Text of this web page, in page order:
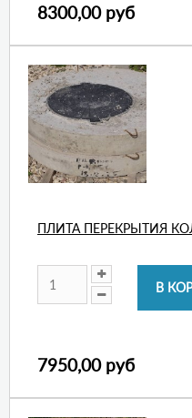
8300,00 руб
ПЛИТА ПЕРЕКРЫТИЯ
7950,00 руб